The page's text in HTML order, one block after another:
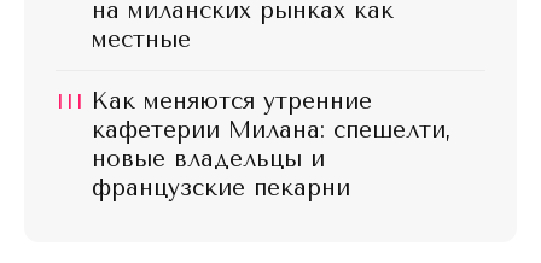
на миланских рынках как
местные
III Как меняются утренние
кафетерии Милана: спешелти,
новые владельцы и
французские пекарни